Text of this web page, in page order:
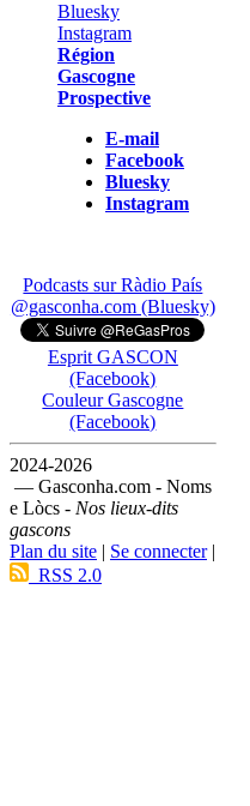
Région
Gascogne
Prospective
E-mail
Facebook
Bluesky
Instagram
Podcasts sur Ràdio País
@gasconha.com (Bluesky)
Esprit GASCON
(Facebook)
Couleur Gascogne
(Facebook)
2024-2026
— Gasconha.com - Noms
e Lòcs - Nos lieux-dits
gascons
Plan du site | Se connecter|
RSS 2.0